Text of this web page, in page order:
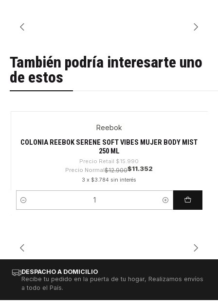
También podría interesarte uno
de estos
Reebok
COLONIA REEBOK SERENE SOFT VIBES MUJER BODY MIST
250 ML
Precio Retail $15.990
Precio Normal$12.900$11.352
3 x $3.784 sin interés
Cantidad
DESPACHO A DOMICILIO
Recibe tu pedido en la puerta de tu hogar, Realizamos envíos
a todo el País.